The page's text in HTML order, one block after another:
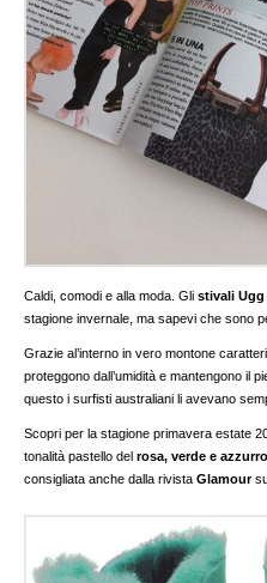
Caldi, comodi e alla moda. Glistivali Ugg
stagione invernale, ma sapevi che sono
Grazie al’interno in vero montone
proteggono dall’umidità e mantengono il
questo i surfisti australiani li avevano
Scopri per la stagione primavera estate
tonalità pastello delrosa, verde e
consigliata anche dalla rivistaGlamour